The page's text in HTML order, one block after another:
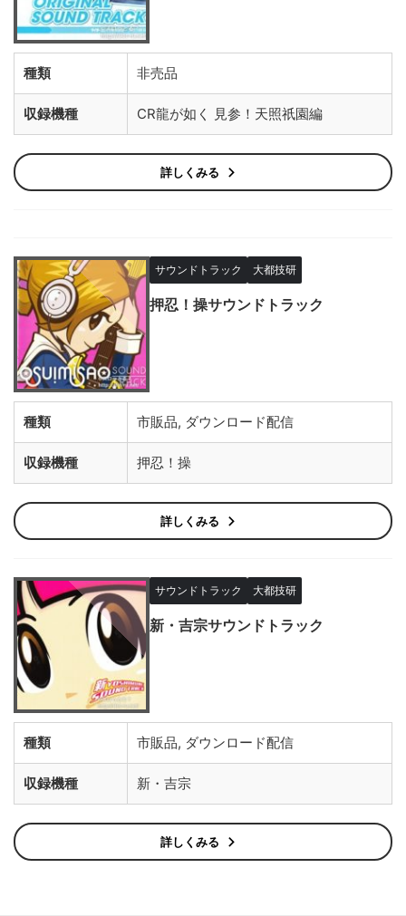
種類 非売品
収録機種 CR龍が如く 見参！天照祇園編
詳しくみる
サウンドトラック 大都技研
押忍！操サウンドトラック
種類 市販品, ダウンロード配信
収録機種 押忍！操
詳しくみる
サウンドトラック 大都技研
新・吉宗サウンドトラック
種類 市販品, ダウンロード配信
収録機種 新・吉宗
詳しくみる